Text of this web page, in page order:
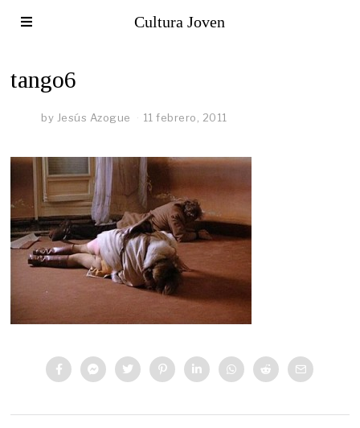
Cultura Joven
tango6
by Jesús Azogue 11 febrero, 2011